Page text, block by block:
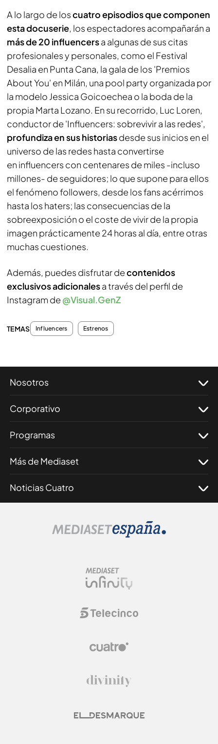
A lo largo de loscuatro episodios que componen
esta docuserie, los espectadores acompañarán a
más de 20 influencersa algunas de sus citas
profesionales y personales, como el Festival
Desalia en Punta Cana, la gala de los 'Premios
About You' en Milán, una pool party organizada por
la modelo Jessica Goicoechea o la boda de la
propia Marta Lozano. En su recorrido, Luc Loren,
conductor de 'Influencers: sobrevivir a las redes',
profundiza en sus historiasdesde sus inicios en el
universo de las redes hasta convertirse
en influencers con centenares de miles -incluso
millones- de seguidores; lo que supone para ellos
el fenómenofollowers, desde los fans acérrimos
hasta los haters; las consecuencias de la
sobreexposición o el coste de vivir de la propia
imagen prácticamente 24 horas al día, entre otras
muchas cuestiones.
Además, puedes disfrutar decontenidos
exclusivos adicionalesa través del perfil de
Instagram de @Visual.GenZ
TEMAS Influencers Estrenos
Nosotros
Corporativo
Programas
Más de Mediaset
Noticias Cuatro